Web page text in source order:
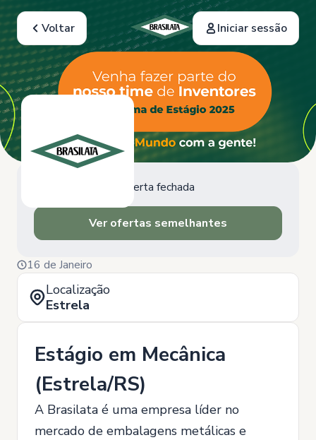
Voltar Iniciar sessão
Oferta fechada
Ver ofertas semelhantes
16 de Janeiro
Localização
Estrela
Estágio em Mecânica
(Estrela/RS)
A Brasilata é uma empresa líder no
mercado de embalagens metálicas e